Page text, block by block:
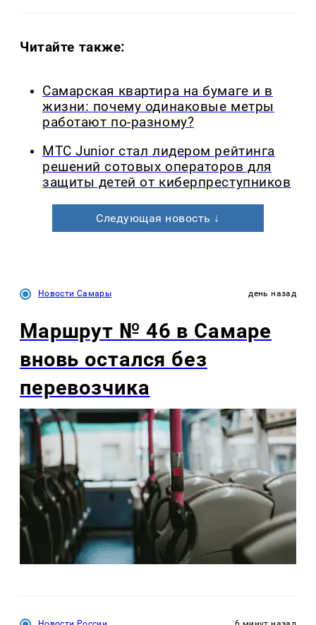
Читайте также:
Самарская квартира на бумаге и в
жизни: почему одинаковые метры
работают по-разному?
МТС Junior стал лидером рейтинга
решений сотовых операторов для
защиты детей от киберпреступников
Следующая новость ↓
Новости Самары день назад
Маршрут № 46 в Самаре
вновь остался без
перевозчика